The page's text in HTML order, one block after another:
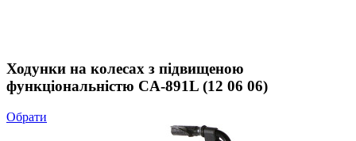
Ходунки на колесах з підвищеною
функціональністю CA-891L (12 06 06)
Обрати